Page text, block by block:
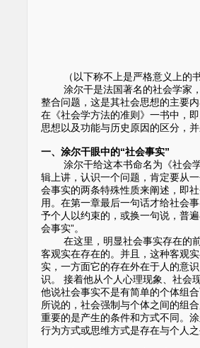
（以下称不上是严格意义上的书
涂尔干是法国著名的社会学家，
整合问题，这是其社会思想的主要
在《社会学方法的准则》一书中，
思想以及功能与历史原因的区分，
一、涂尔干眼中的“社会事实”
涂尔干给这本书命名为《社会学
辑上讲，认识一个问题，肯定要从
会事实的两条特殊性质来阐述，即
用。在第一章最后一句话才给社会
予个人以约束的，或换一句说，普
会事实”。
在这里，明显社会事实存在的前
客观实在存在的。并且，这种客观
实，一方面它的存在外在于人的意
识。 接着他从个人心理现象、社会
他说社会事实不是有简单的个体组
所说的，社会强制与个体之间的组
重要的是产生的条件和方式不同。
行为方式或思维方式是存在与个人